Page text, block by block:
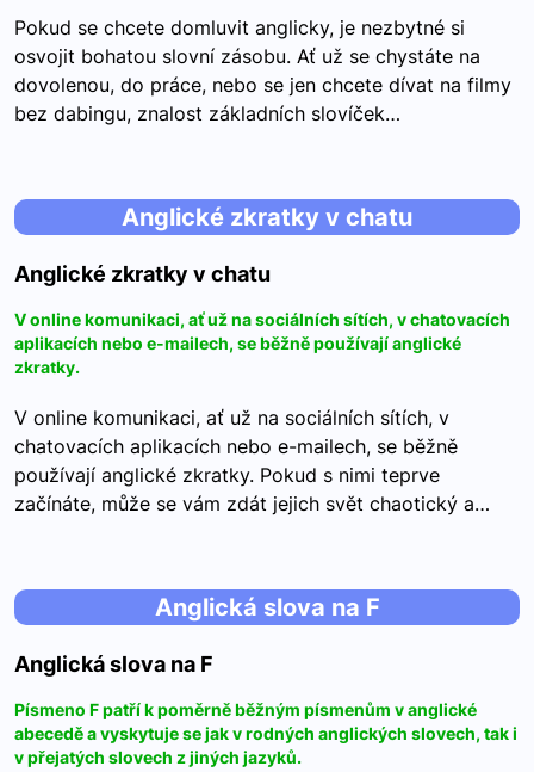
Pokud se chcete domluvit anglicky, je nezbytné si
osvojit bohatou slovní zásobu. Ať už se chystáte na
dovolenou, do práce, nebo se jen chcete dívat na filmy
bez dabingu, znalost základních slovíček…
Anglické zkratky v chatu
Anglické zkratky v chatu
V online komunikaci, ať už na sociálních sítích, v chatovacích
aplikacích nebo e-mailech, se běžně používají anglické
zkratky.
V online komunikaci, ať už na sociálních sítích, v
chatovacích aplikacích nebo e-mailech, se běžně
používají anglické zkratky. Pokud s nimi teprve
začínáte, může se vám zdát jejich svět chaotický a…
Anglická slova na F
Anglická slova na F
Písmeno F patří k poměrně běžným písmenům v anglické
abecedě a vyskytuje se jak v rodných anglických slovech, tak i
v přejatých slovech z jiných jazyků.